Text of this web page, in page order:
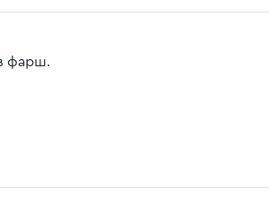
фарш.